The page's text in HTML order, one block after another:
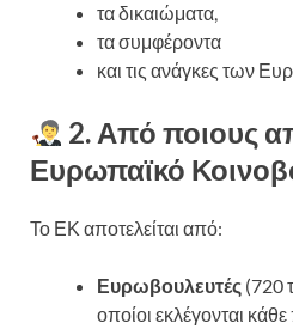
τα δικαιώματα,
τα συμφέροντα
και τις ανάγκες των
2. Από ποιους
Ευρωπαϊκό
Το ΕΚ αποτελείται από:
Ευρωβουλευτές (720
οποίοι εκλέγονται